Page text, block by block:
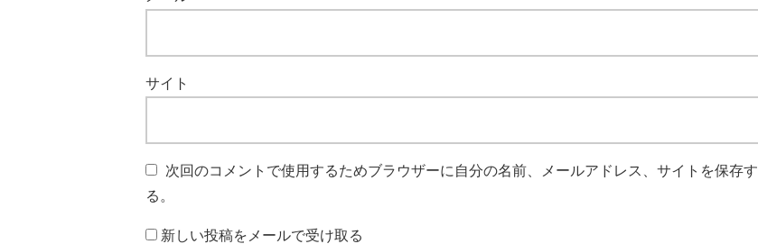
サイト
次回のコメントで使用するためブラウザーに自分の名前、メールアドレス、サイトを保存す
る。
新しい投稿をメールで受け取る